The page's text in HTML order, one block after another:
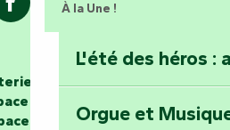
Les passeurs d'histoires
Partez en
À la Une !
L'été des héros :
Orgue et
en ligne
groupe
presse